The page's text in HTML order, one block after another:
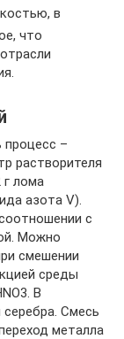
в
что
процесс –
растворителя
г лома
азота V).
с
Можно
смешении
среды
В
Смесь
металла